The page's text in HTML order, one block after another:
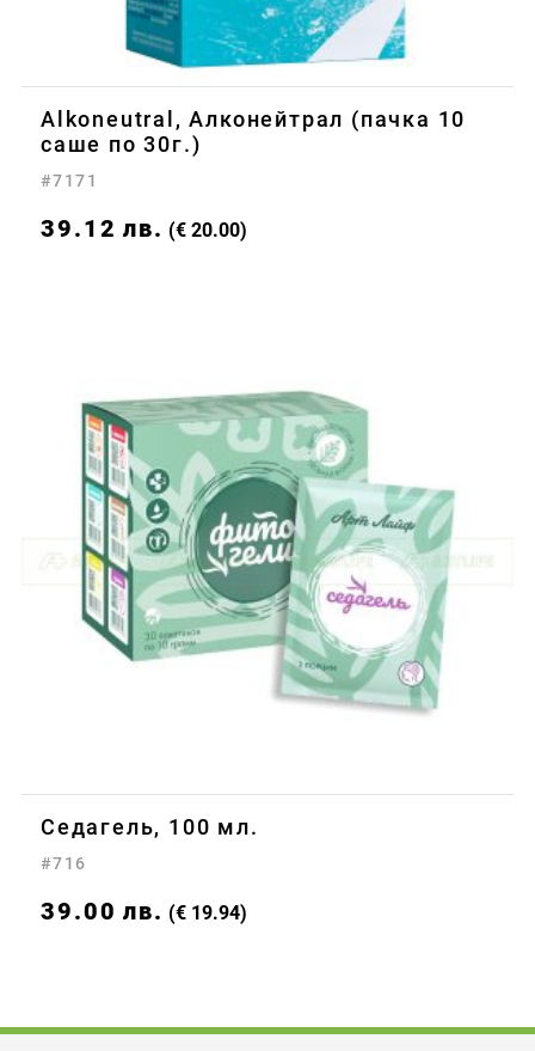
Alkoneutral, Алконейтрал (пачка 10
саше по 30г.)
#7171
39.12 лв. (€ 20.00)
Седагель, 100 мл.
#716
39.00 лв. (€ 19.94)